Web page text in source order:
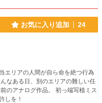
お気に入り追加 24
エリアの人間が自ら命を絶つ行為
なある日、別のエリアの難しい任
しを！